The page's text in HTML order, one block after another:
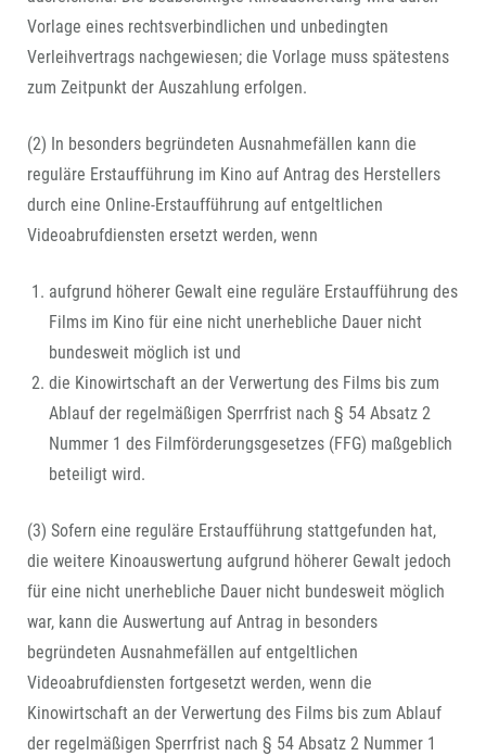
Vorlage eines rechtsverbindlichen und unbedingten
Verleihvertrags nachgewiesen; die Vorlage muss spätestens
zum Zeitpunkt der Auszahlung erfolgen.
(2) In besonders begründeten Ausnahmefällen kann die
reguläre Erstaufführung im Kino auf Antrag des Herstellers
durch eine Online-Erstaufführung auf entgeltlichen
Videoabrufdiensten ersetzt werden, wenn
aufgrund höherer Gewalt eine reguläre Erstaufführung des
Films im Kino für eine nicht unerhebliche Dauer nicht
bundesweit möglich ist und
die Kinowirtschaft an der Verwertung des Films bis zum
Ablauf der regelmäßigen Sperrfrist nach § 54 Absatz 2
Nummer 1 des Filmförderungsgesetzes (FFG) maßgeblich
beteiligt wird.
(3) Sofern eine reguläre Erstaufführung stattgefunden hat,
die weitere Kinoauswertung aufgrund höherer Gewalt jedoch
für eine nicht unerhebliche Dauer nicht bundesweit möglich
war, kann die Auswertung auf Antrag in besonders
begründeten Ausnahmefällen auf entgeltlichen
Videoabrufdiensten fortgesetzt werden, wenn die
Kinowirtschaft an der Verwertung des Films bis zum Ablauf
der regelmäßigen Sperrfrist nach § 54 Absatz 2 Nummer 1